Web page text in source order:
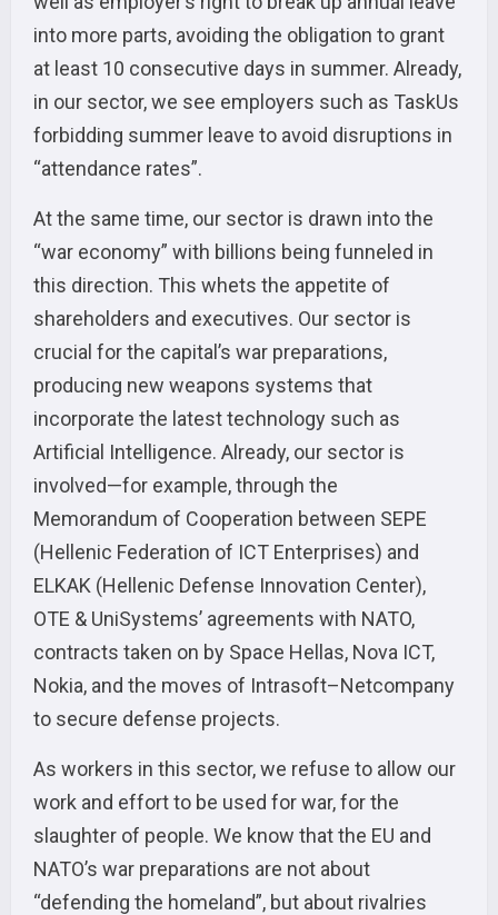
into more parts, avoiding the obligation to grant
at least 10 consecutive days in summer. Already,
in our sector, we see employers such as TaskUs
forbidding summer leave to avoid disruptions in
“attendance rates”.
At the same time, our sector is drawn into the
“war economy” with billions being funneled in
this direction. This whets the appetite of
shareholders and executives. Our sector is
crucial for the capital’s war preparations,
producing new weapons systems that
incorporate the latest technology such as
Artificial Intelligence. Already, our sector is
involved—for example, through the
Memorandum of Cooperation between SEPE
(Hellenic Federation of ICT Enterprises) and
ELKAK (Hellenic Defense Innovation Center),
OTE & UniSystems’ agreements with NATO,
contracts taken on by Space Hellas, Nova ICT,
Nokia, and the moves of Intrasoft–Netcompany
to secure defense projects.
As workers in this sector, we refuse to allow our
work and effort to be used for war, for the
slaughter of people. We know that the EU and
NATO’s war preparations are not about
“defending the homeland”, but about rivalries